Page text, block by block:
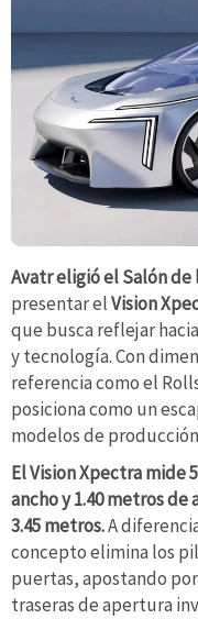
Avatr eligió el Salón de
presentar elVision
que busca reflejar
y tecnología. Con
referencia como el
posiciona como un
modelos de
El Vision Xpectra mide
ancho y 1.40 metros
3.45 metros.A
concepto elimina los
puertas, apostando
traseras de apertura